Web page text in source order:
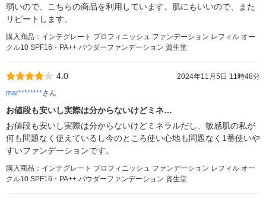
弱いので、こちらの商品を利用しています。肌にもいいので、また
リピートします。
購入商品：インテグレート プロフィニッシュ ファンデーション レフィル オー
クル10 SPF16・PA++ パウダーファンデーション 資生堂
4.0
2024年11月5日 11時48分
mar********さん
お値段も安いし実際は分からないけどミネ…
お値段も安いし実際は分からないけどミネラルだし、敏感肌の私が
何も問題なく使えているし今のところ使い心地も問題なく1番使いや
すいファンデーションです。
購入商品：インテグレート プロフィニッシュ ファンデーション レフィル オー
クル10 SPF16・PA++ パウダーファンデーション 資生堂